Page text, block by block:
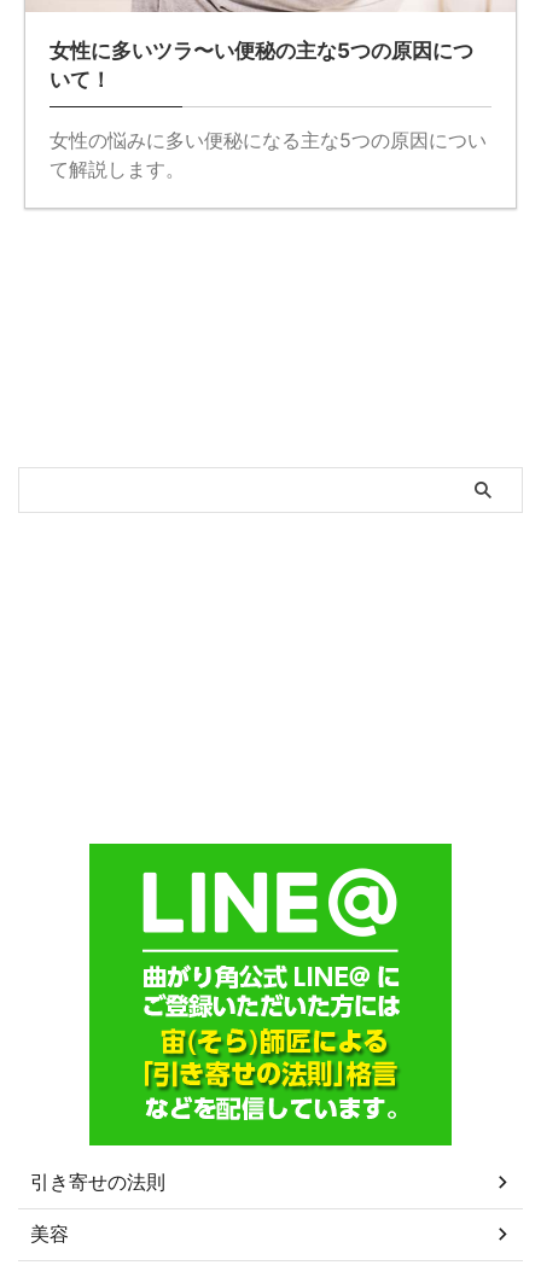
女性に多いツラ〜い便秘の主な5つの原因につ
いて！
女性の悩みに多い便秘になる主な5つの原因につい
て解説します。
引き寄せの法則
美容